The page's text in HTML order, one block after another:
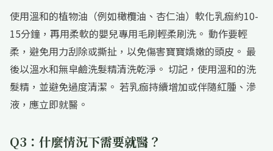
使用溫和的植物油（例如橄欖油、杏仁油）軟化乳痂約10-
15分鐘，再用柔軟的嬰兒專用毛刷輕柔刷洗。 動作要輕
柔，避免用力刮除或撕扯，以免傷害寶寶嬌嫩的頭皮。 最
後以溫水和無皁鹼洗髮精清洗乾淨。 切記，使用溫和的洗
髮精，並避免過度清潔。 若乳痂持續增加或伴隨紅腫、滲
液，應立即就醫。
Q3：什麼情況下需要就醫？